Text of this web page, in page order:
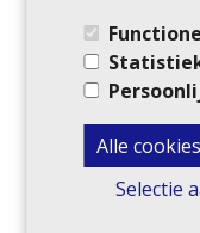
door een
Alle
Selectie